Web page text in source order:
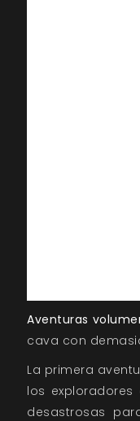
Aventuras
cava con
La primera
los
desastrosas